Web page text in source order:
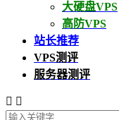
大硬盘VPS
高防VPS
站长推荐
VPS测评
服务器测评
 